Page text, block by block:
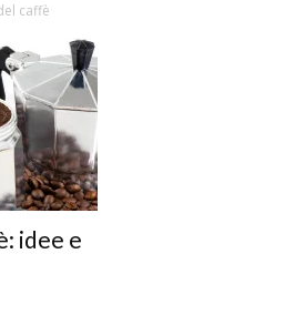
Nazionale
APS
caffè
idee e